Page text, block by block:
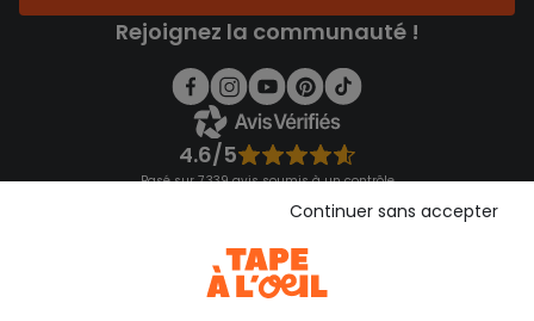
Rejoignez la communauté !
4.6/5
Basé sur 7 339 avis soumis à un contrôle
Consulter les CGUContinuer sans accepter